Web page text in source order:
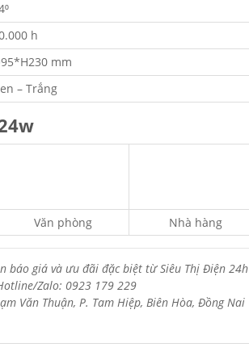
h
mm
– Trắng
Văn phòng Nhà hàng
báo giá và ưu đãi đặc biệt từ Siêu Thị Điện 24h
Zalo: 0923 179 229
Văn Thuận, P. Tam Hiệp, Biên Hòa, Đồng Nai